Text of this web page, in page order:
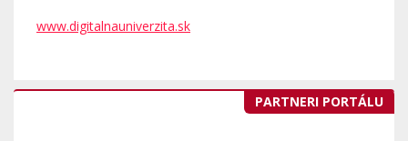
www.digitalnauniverzita.sk
PARTNERI PORTÁLU